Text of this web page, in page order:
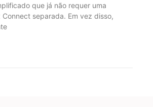
que já não requer uma
Connect separada. Em vez disso,